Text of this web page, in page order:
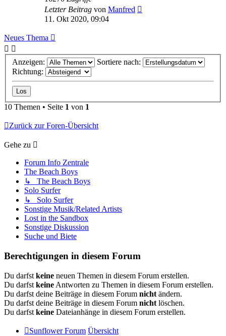
Letzter Beitrag von Manfred
11. Okt 2020, 09:04
Neues Thema
Anzeigen:
Sortiere nach:
Richtung:
10 Themen • Seite 1 von 1
Zurück zur Foren-Übersicht
Gehe zu
Forum Info Zentrale
The Beach Boys
↳ The Beach Boys
Solo Surfer
↳ Solo Surfer
Sonstige Musik/Related Artists
Lost in the Sandbox
Sonstige Diskussion
Suche und Biete
Berechtigungen in diesem Forum
Du darfst keine neuen Themen in diesem Forum erstellen.
Du darfst keine Antworten zu Themen in diesem Forum erstellen.
Du darfst deine Beiträge in diesem Forum nicht ändern.
Du darfst deine Beiträge in diesem Forum nicht löschen.
Du darfst keine Dateianhänge in diesem Forum erstellen.
Sunflower Forum Übersicht